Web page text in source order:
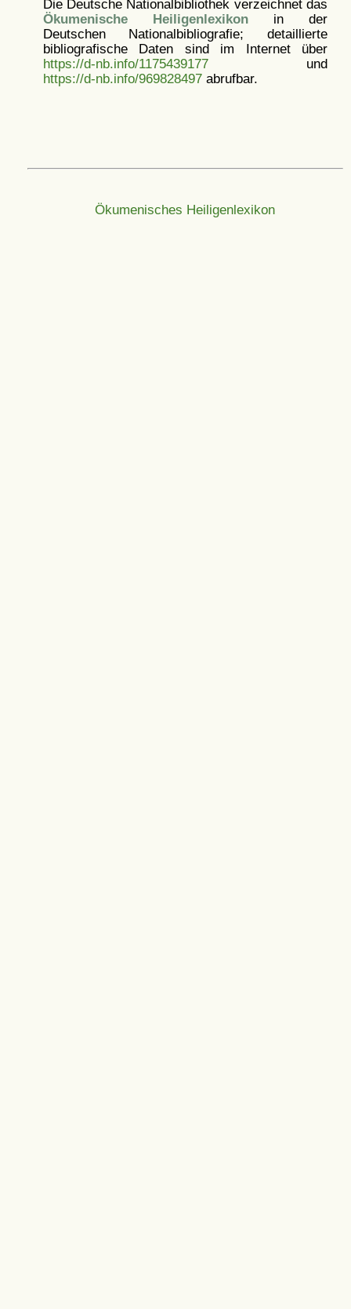
Die Deutsche Nationalbibliothek verzeichnet das
Ökumenische Heiligenlexikonin der
Deutschen Nationalbibliografie; detaillierte
bibliografische Daten sind im Internet über
https://d-nb.info/1175439177und
https://d-nb.info/969828497abrufbar.
Ökumenisches Heiligenlexikon